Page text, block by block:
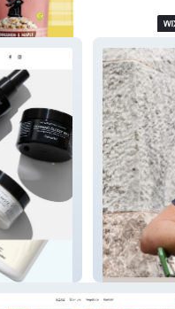
Creating